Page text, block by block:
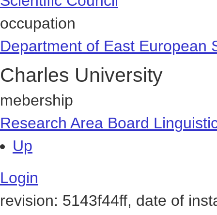
occupation
Department of East European
Charles University
mebership
Research Area Board
Up
Login
revision: 5143f44ff, date of